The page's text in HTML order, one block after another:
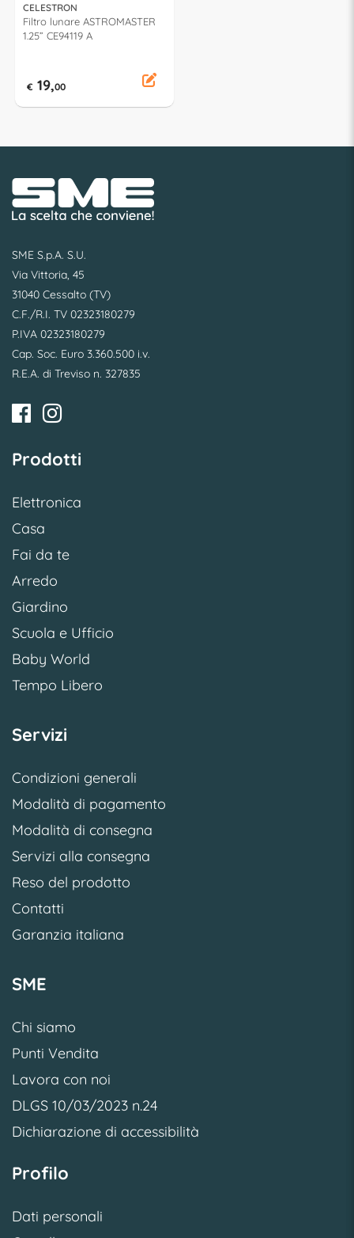
CELESTRON
Filtro lunare ASTROMASTER
1.25” CE94119 A
€ 19,00
SME S.p.A. S.U.
Via Vittoria, 45
31040 Cessalto (TV)
C.F./R.I. TV 02323180279
P.IVA 02323180279
Cap. Soc. Euro 3.360.500 i.v.
R.E.A. di Treviso n. 327835
Prodotti
Elettronica
Casa
Fai da te
Arredo
Giardino
Scuola e Ufficio
Baby World
Tempo Libero
Servizi
Condizioni generali
Modalità di pagamento
Modalità di consegna
Servizi alla consegna
Reso del prodotto
Contatti
Garanzia italiana
SME
Chi siamo
Punti Vendita
Lavora con noi
DLGS 10/03/2023 n.24
Dichiarazione di accessibilità
Profilo
Dati personali